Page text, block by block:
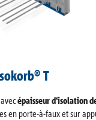
T
épaisseur d‘isolation
en porte-à-faux et sur